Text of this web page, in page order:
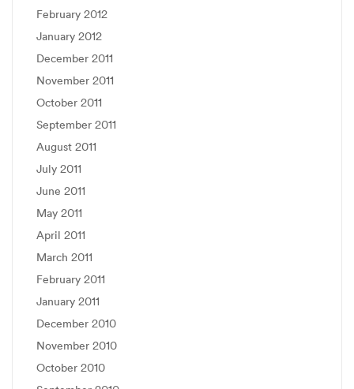
February 2012
January 2012
December 2011
November 2011
October 2011
September 2011
August 2011
July 2011
June 2011
May 2011
April 2011
March 2011
February 2011
January 2011
December 2010
November 2010
October 2010